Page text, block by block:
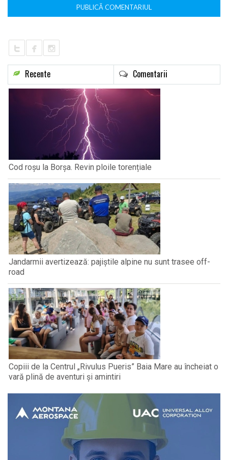
Recente Comentarii
Cod roșu la Borșa. Revin ploile torențiale
Jandarmii avertizează: pajiștile alpine nu sunt trasee off-
road
Copiii de la Centrul „Rivulus Pueris” Baia Mare au încheiat o
vară plină de aventuri și amintiri